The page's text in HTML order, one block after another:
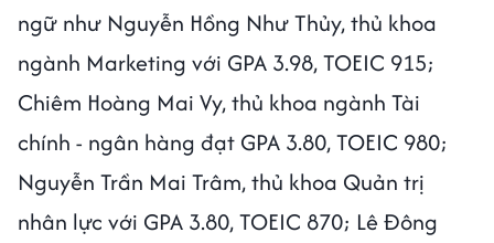
ngữ như Nguyễn Hồng Như Thủy, thủ khoa
ngành Marketing với GPA 3.98, TOEIC 915;
Chiêm Hoàng Mai Vy, thủ khoa ngành Tài
chính - ngân hàng đạt GPA 3.80, TOEIC 980;
Nguyễn Trần Mai Trâm, thủ khoa Quản trị
nhân lực với GPA 3.80, TOEIC 870; Lê Đông